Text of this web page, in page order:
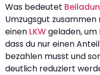
Was bedeutet
Umzugsgut
einen LKWgeladen, um
dass du nur einen
bezahlen musst und
deutlich reduziert